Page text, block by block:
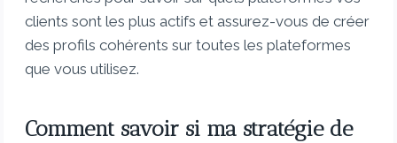
clients sont les plus actifs et assurez-vous de créer
des profils cohérents sur toutes les plateformes
que vous utilisez.
Comment savoir si ma stratégie de